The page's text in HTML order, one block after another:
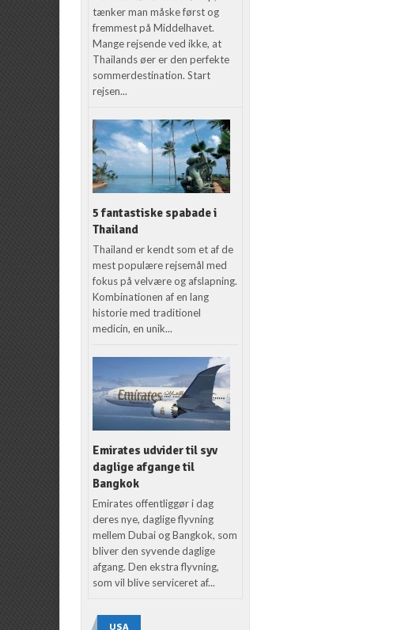
tænker man måske først og
fremmest på Middelhavet.
Mange rejsende ved ikke, at
Thailands øer er den perfekte
sommerdestination. Start
rejsen...
5 fantastiske spabade i
Thailand
Thailand er kendt som et af de
mest populære rejsemål med
fokus på velvære og afslapning.
Kombinationen af en lang
historie med traditionel
medicin, en unik...
Emirates udvider til syv
daglige afgange til
Bangkok
Emirates offentliggør i dag
deres nye, daglige flyvning
mellem Dubai og Bangkok, som
bliver den syvende daglige
afgang. Den ekstra flyvning,
som vil blive serviceret af...
USA